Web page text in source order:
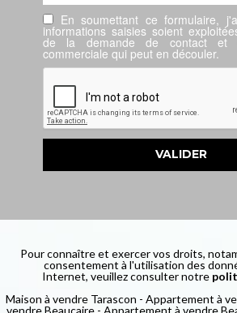
En soumettant ce formulaire,
informations saisies soient
de la demande de contact et
commerciale qui peut en découler.
Pour connaître et exercer vos droits,
consentement à l'utilisation des
Internet, veuillez consulter notre
Maison à vendre Tarascon - Appartement à
vendre Beaucaire - Appartement à vendre